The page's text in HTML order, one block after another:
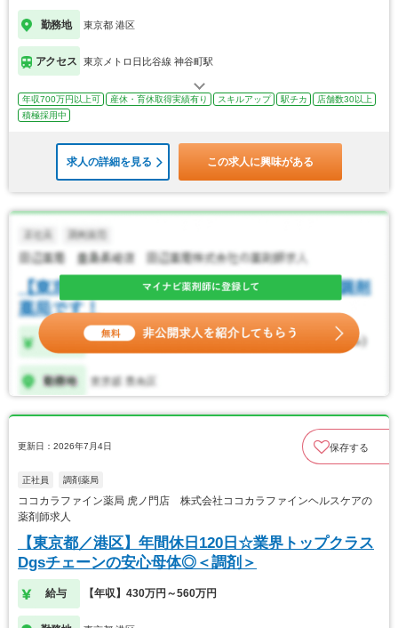
勤務地 東京都 港区
アクセス 東京メトロ日比谷線 神谷町駅
年収700万円以上可 産休・育休取得実績有り スキルアップ 駅チカ
店舗数30以上
積極採用中
求人の詳細を見る この求人に興味がある
更新日：2026年7月4日 保存する
正社員 調剤薬局
ココカラファイン薬局 虎ノ門店 株式会社ココカラファインヘルスケアの
薬剤師求人
【東京都／港区】年間休日120日☆業界トップクラス
Dgsチェーンの安心母体◎＜調剤＞
給与 【年収】430万円～560万円